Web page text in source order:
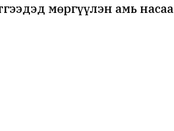
мөргүүлэн амь насаа